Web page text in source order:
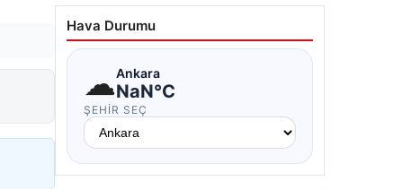
Hava Durumu
☁Ankara
NaN°C
ŞEHIR SEÇ